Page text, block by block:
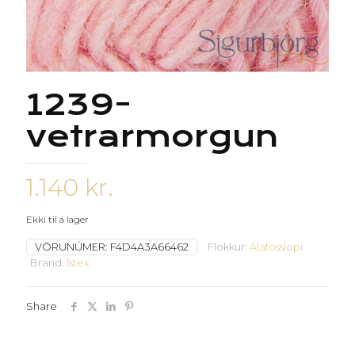
1239-
vetrarmorgun
1.140 kr.
Ekki til á lager
VÖRUNÚMER: F4D4A3A66462 Flokkur: Álafosslopi
Brand: Ístex
Share